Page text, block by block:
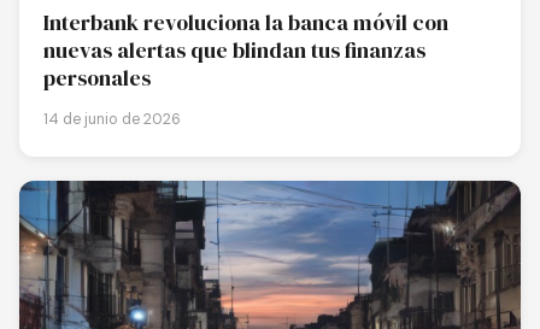
Interbank revoluciona la banca móvil con
nuevas alertas que blindan tus finanzas
personales
14 de junio de 2026